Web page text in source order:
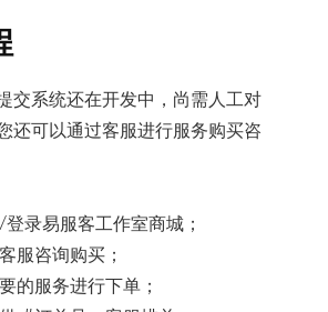
交系统还在开发中，尚需人工对
还可以通过客服进行服务购买咨
录易服客工作室商城；
服咨询购买；
的服务进行下单；